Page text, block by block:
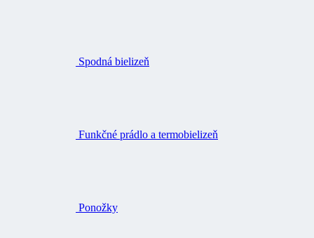
Spodná bielizeň
Funkčné prádlo a termobielizeň
Ponožky